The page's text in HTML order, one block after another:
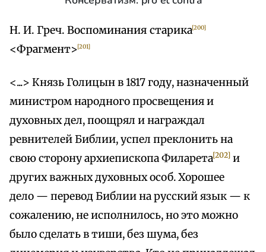
Н. И. Греч. Воспоминания старика[200]
<Фрагмент>[201]
<...> Князь Голицын в 1817 году, назначенный
министром народного просвещения и
духовных дел, поощрял и награждал
ревнителей Библии, успел преклонить на
свою сторону архиепископа Филарета[202] и
других важных духовных особ. Хорошее
дело — перевод Библии на русский язык — к
сожалению, не исполнилось, но это можно
было сделать в тиши, без шума, без